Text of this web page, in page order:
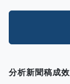
分析新聞稿成效